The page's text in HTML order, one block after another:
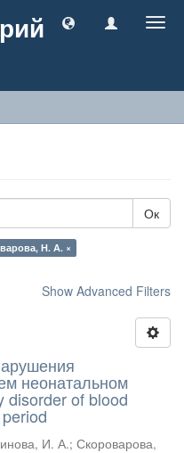
Ок
Н. А. ×
Show Advanced Filters
неонатальном
disorder of blood
И. А.; Скороварова,